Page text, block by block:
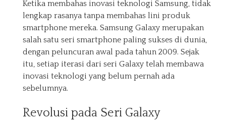
Ketika membahas inovasi teknologi Samsung, tidak
lengkap rasanya tanpa membahas lini produk
smartphone mereka. Samsung Galaxy merupakan
salah satu seri smartphone paling sukses di dunia,
dengan peluncuran awal pada tahun 2009. Sejak
itu, setiap iterasi dari seri Galaxy telah membawa
inovasi teknologi yang belum pernah ada
sebelumnya.
Revolusi pada Seri Galaxy